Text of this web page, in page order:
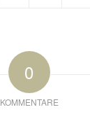
0
KOMMENTARE